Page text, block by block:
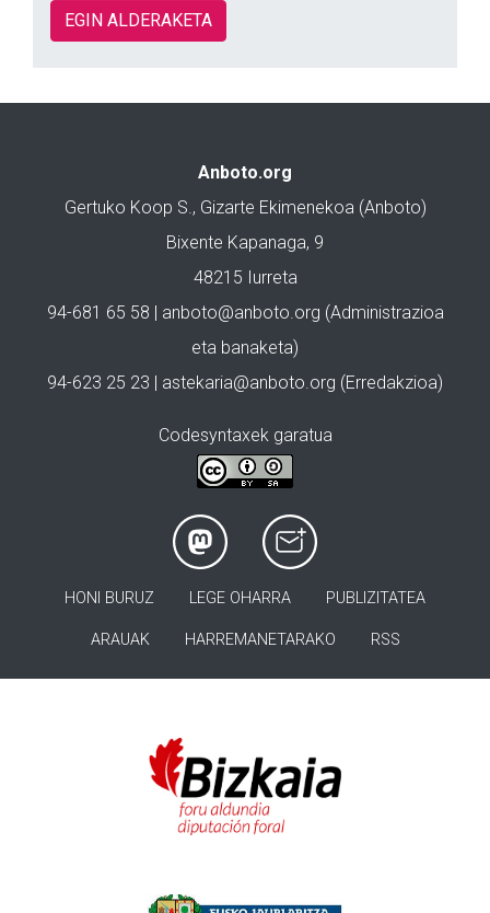
EGIN ALDERAKETA
Anboto.org
Gertuko Koop S., Gizarte Ekimenekoa (Anboto)
Bixente Kapanaga, 9
48215 Iurreta
94-681 65 58 | anboto@anboto.org (Administrazioa
eta banaketa)
94-623 25 23 | astekaria@anboto.org (Erredakzioa)
Codesyntaxek garatua
HONI BURUZ LEGE OHARRA PUBLIZITATEA
ARAUAK HARREMANETARAKO RSS